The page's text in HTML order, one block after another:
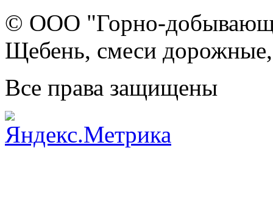
© ООО "Горно-
Щебень, смеси
Все права защищены